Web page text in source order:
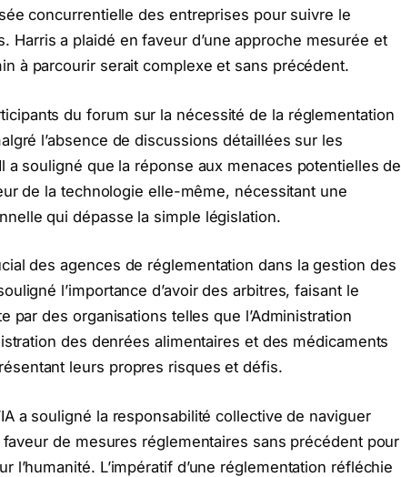
concurrentielle des entreprises pour suivre le
Harris a plaidé en faveur d’une approche mesurée et
à parcourir serait complexe et sans précédent.
du forum sur la nécessité de la réglementation
l’absence de discussions détaillées sur les
a souligné que la réponse aux menaces potentielles de
de la technologie elle-même, nécessitant une
qui dépasse la simple législation.
des agences de réglementation dans la gestion des
l’importance d’avoir des arbitres, faisant le
par des organisations telles que l’Administration
des denrées alimentaires et des médicaments
leurs propres risques et défis.
a souligné la responsabilité collective de naviguer
faveur de mesures réglementaires sans précédent pour
l’humanité. L’impératif d’une réglementation réfléchie